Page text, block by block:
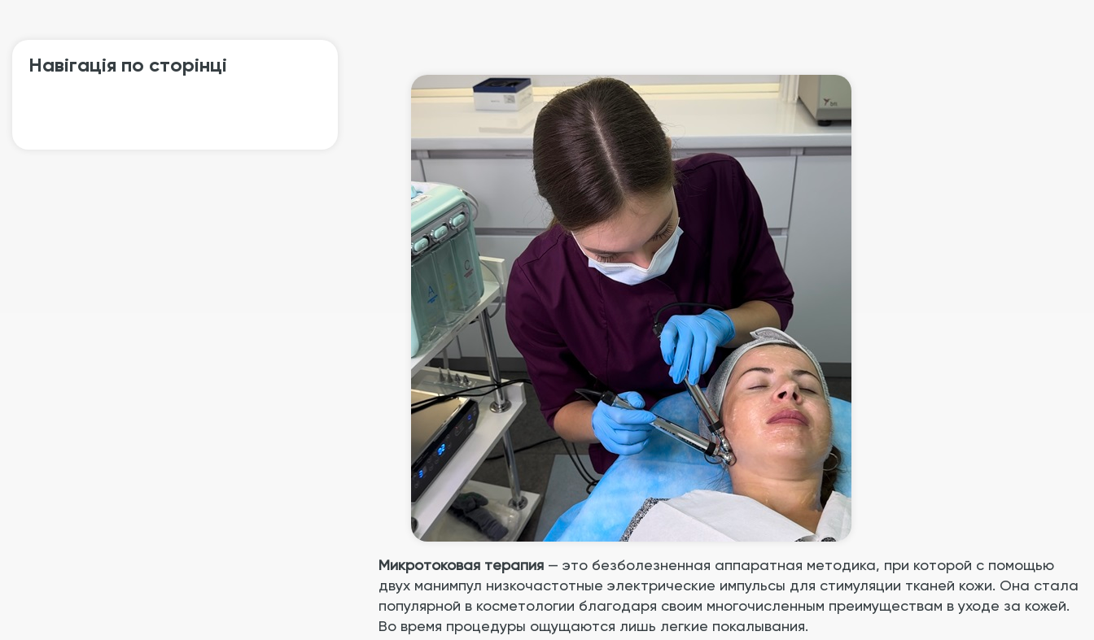
Навігація по сторінці
Микротоковая терапия — это безболезненная аппаратная методика, при которой с помощью
двух манимпул низкочастотные электрические импульсы для стимуляции тканей кожи. Она стала
популярной в косметологии благодаря своим многочисленным преимуществам в уходе за кожей.
Во время процедуры ощущаются лишь легкие покалывания.